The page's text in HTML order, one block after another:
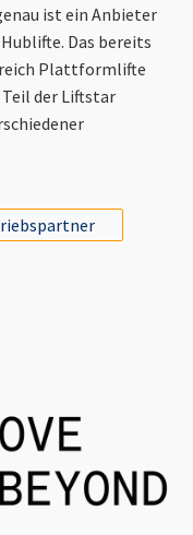
ist ein Anbieter
Das bereits
Plattformlifte
der Liftstar